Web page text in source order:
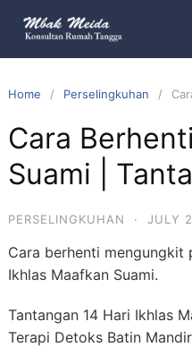
Home Perselingkuhan
Cara
Suami |
PERSELINGKUHAN · JULY
Cara berhenti mengungkit
Ikhlas Maafkan Suami.
Tantangan 14 Hari Ikhlas
Terapi Detoks Batin